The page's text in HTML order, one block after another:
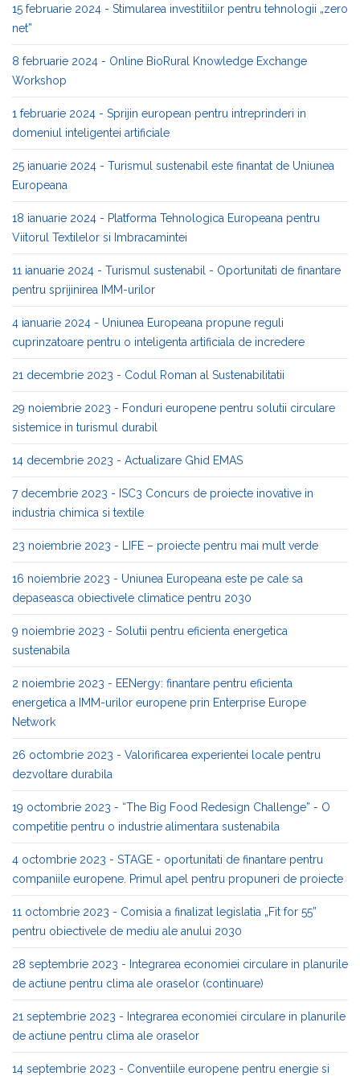
15 februarie 2024 - Stimularea investitiilor pentru tehnologii „zero
net”
8 februarie 2024 - Online BioRural Knowledge Exchange
Workshop
1 februarie 2024 - Sprijin european pentru intreprinderi in
domeniul inteligentei artificiale
25 ianuarie 2024 - Turismul sustenabil este finantat de Uniunea
Europeana
18 ianuarie 2024 - Platforma Tehnologica Europeana pentru
Viitorul Textilelor si Imbracamintei
11 ianuarie 2024 - Turismul sustenabil - Oportunitati de finantare
pentru sprijinirea IMM-urilor
4 ianuarie 2024 - Uniunea Europeana propune reguli
cuprinzatoare pentru o inteligenta artificiala de incredere
21 decembrie 2023 - Codul Roman al Sustenabilitatii
29 noiembrie 2023 - Fonduri europene pentru solutii circulare
sistemice in turismul durabil
14 decembrie 2023 - Actualizare Ghid EMAS
7 decembrie 2023 - ISC3 Concurs de proiecte inovative in
industria chimica si textile
23 noiembrie 2023 - LIFE – proiecte pentru mai mult verde
16 noiembrie 2023 - Uniunea Europeana este pe cale sa
depaseasca obiectivele climatice pentru 2030
9 noiembrie 2023 - Solutii pentru eficienta energetica
sustenabila
2 noiembrie 2023 - EENergy: finantare pentru eficienta
energetica a IMM-urilor europene prin Enterprise Europe
Network
26 octombrie 2023 - Valorificarea experientei locale pentru
dezvoltare durabila
19 octombrie 2023 - “The Big Food Redesign Challenge” - O
competitie pentru o industrie alimentara sustenabila
4 octombrie 2023 - STAGE - oportunitati de finantare pentru
companiile europene. Primul apel pentru propuneri de proiecte
11 octombrie 2023 - Comisia a finalizat legislatia „Fit for 55”
pentru obiectivele de mediu ale anului 2030
28 septembrie 2023 - Integrarea economiei circulare in planurile
de actiune pentru clima ale oraselor (continuare)
21 septembrie 2023 - Integrarea economiei circulare in planurile
de actiune pentru clima ale oraselor
14 septembrie 2023 - Conventiile europene pentru energie si